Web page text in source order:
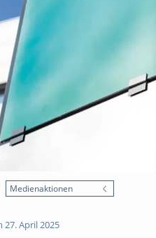
Medienaktionen
27. April 2025